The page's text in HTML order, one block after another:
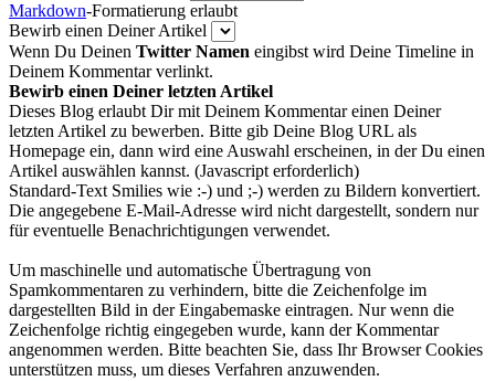
Markdown-Formatierung erlaubt
Bewirb einen Deiner Artikel
Wenn Du Deinen Twitter Namen eingibst wird Deine Timeline in
Deinem Kommentar verlinkt.
Bewirb einen Deiner letzten Artikel
Dieses Blog erlaubt Dir mit Deinem Kommentar einen Deiner
letzten Artikel zu bewerben. Bitte gib Deine Blog URL als
Homepage ein, dann wird eine Auswahl erscheinen, in der Du einen
Artikel auswählen kannst. (Javascript erforderlich)
Standard-Text Smilies wie :-) und ;-) werden zu Bildern konvertiert.
Die angegebene E-Mail-Adresse wird nicht dargestellt, sondern nur
für eventuelle Benachrichtigungen verwendet.
Um maschinelle und automatische Übertragung von
Spamkommentaren zu verhindern, bitte die Zeichenfolge im
dargestellten Bild in der Eingabemaske eintragen. Nur wenn die
Zeichenfolge richtig eingegeben wurde, kann der Kommentar
angenommen werden. Bitte beachten Sie, dass Ihr Browser Cookies
unterstützen muss, um dieses Verfahren anzuwenden.